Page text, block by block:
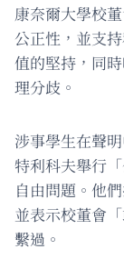
康奈爾大學校
公正性，並支
值的堅持，同
理分歧。
涉事學生在聲
特利科夫舉行
自由問題。他
並表示校董會
繫過。